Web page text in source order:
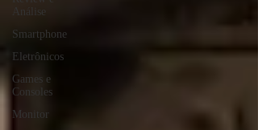
Análise
Smartphone
Eletrônicos
Games e
Consoles
Monitor